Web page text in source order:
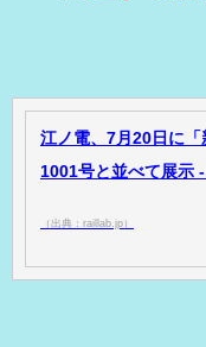
江ノ電、7月20日に
1001号と並べて展示
（出典：raillab.jp）